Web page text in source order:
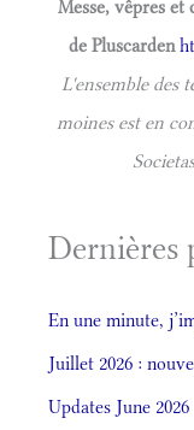
Messe, vêpres et
de Pluscarden
L'ensemble des
moines est en
Dernières
En une minute,
Juillet 2026 :
Updates June 2026